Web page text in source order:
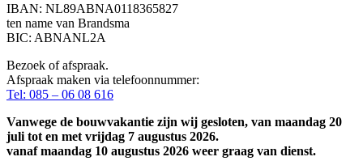
IBAN: NL89ABNA0118365827
ten name van Brandsma
BIC: ABNANL2A
Bezoek of afspraak.
Afspraak maken via telefoonnummer:
Tel: 085 – 06 08 616
Vanwege de bouwvakantie zijn wij gesloten, van maandag 20
juli tot en met vrijdag 7 augustus 2026.
vanaf maandag 10 augustus 2026 weer graag van dienst.